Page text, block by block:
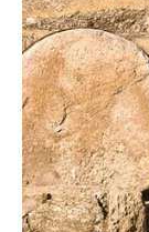
problema.
Slobodni
nikada nisu
slučajan susret
Veče donosi
danas shvatiti